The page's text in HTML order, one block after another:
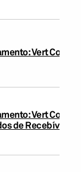
Vert
Vert
de Recebíveis